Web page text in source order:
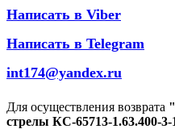
Написать в Viber
Написать в Telegram
int174@yandex.ru
Для осуществления возврата
стрелы КС-65713-1.63.400-3-